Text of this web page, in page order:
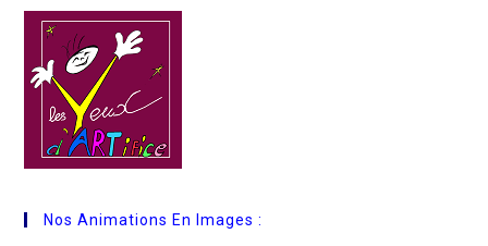
Nos Animations En Images :